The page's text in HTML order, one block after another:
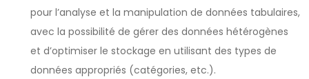
pour l’analyse et la manipulation de données tabulaires,
avec la possibilité de gérer des données hétérogènes
et d’optimiser le stockage en utilisant des types de
données appropriés (catégories, etc.).